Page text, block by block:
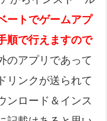
ートでゲームアプ
順で行えますので
のアプリであって
リンクが送られて
ンロード＆インス